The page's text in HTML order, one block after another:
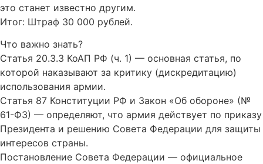
это станет известно другим.
Итог: Штраф 30 000 рублей.
Что важно знать?
Статья 20.3.3 КоАП РФ (ч. 1) — основная статья, по
которой наказывают за критику (дискредитацию)
использования армии.
Статья 87 Конституции РФ и Закон «Об обороне» (№
61-ФЗ) — определяют, что армия действует по приказу
Президента и решению Совета Федерации для защиты
интересов страны.
Постановление Совета Федерации — официальное